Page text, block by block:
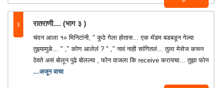
3 रातराणी.... (भाग ३ )
चंदन आला १० मिनिटांनी, " कुठे गेला होतास... एक मॅडम बडबडून गेल्या
तुझ्यामुळे... " ," कोण आलेलं ? " ," नावं नाही सांगितलं... तुला मेसेज करून
ठेवते असं बोलून पुढे बोलल्या , फोन वाजला कि receive करायचा... तुझा फोन
...अजून वाचा